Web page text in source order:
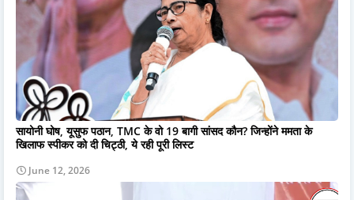
सायोनी घोष, यूसुफ पठान, TMC के वो 19 बागी सांसद कौन? जिन्होंने ममता के
खिलाफ स्पीकर को दी चिट्ठी, ये रही पूरी लिस्ट
June 12, 2026